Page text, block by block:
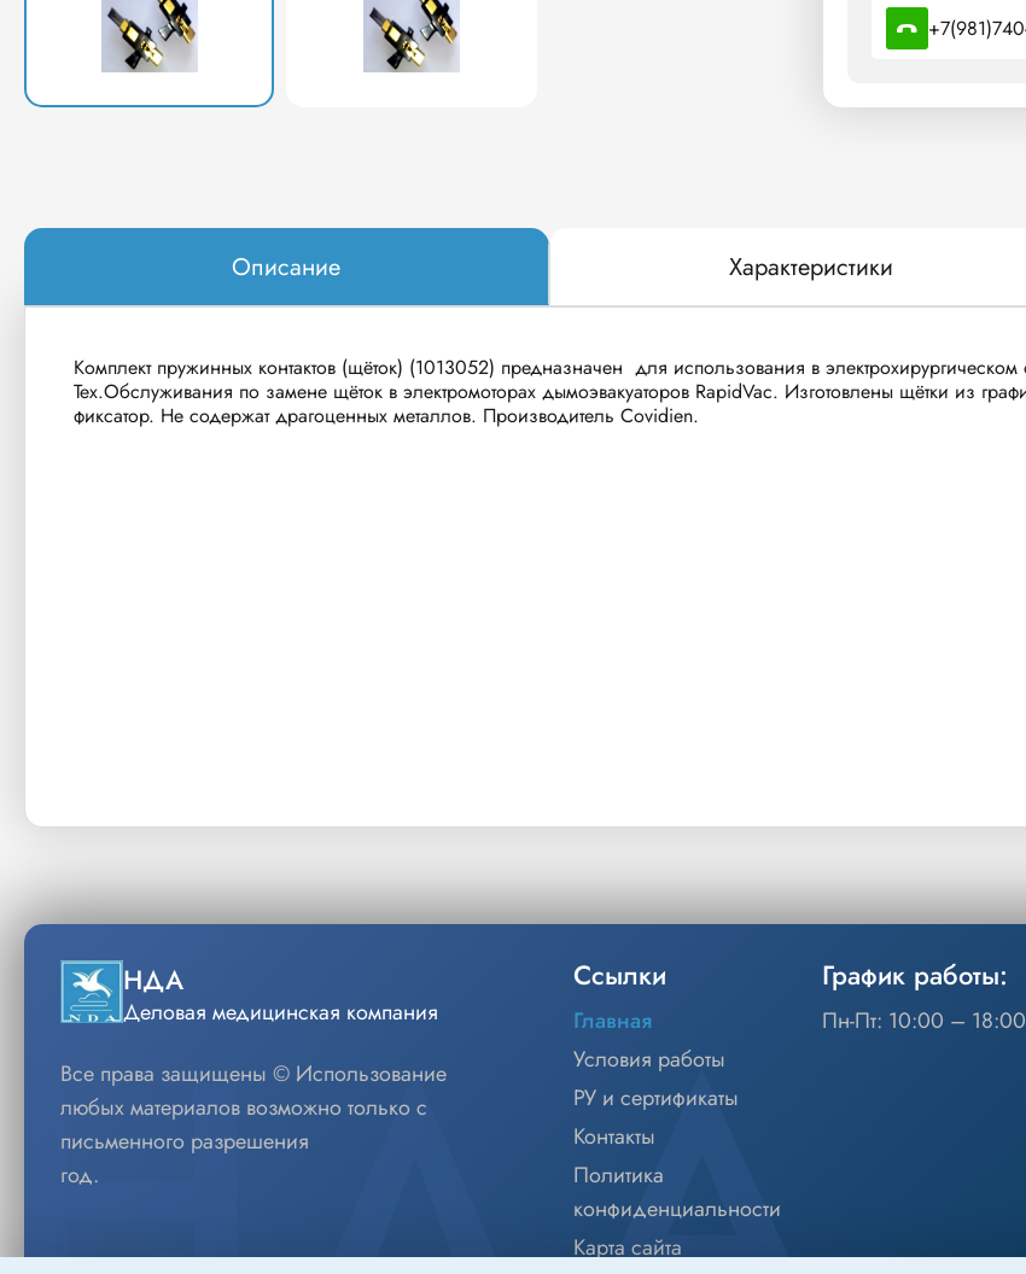
Описание Характеристики
Комплект пружинных контактов (щёток) (1013052) предназначен для использования в
Тех.Обслуживания по замене щёток в электромоторах дымоэвакуаторов RapidVac. Изготовлены щётки из
фиксатор. Не содержат драгоценных металлов. Производитель Covidien.
НДА
Деловая медицинская компания
Все права защищены © Использование
любых материалов возможно только с
письменного разрешения
год.
Ссылки
Главная
Условия работы
РУ и сертификаты
Контакты
Политика
конфиденциальности
Карта сайта
График работы:
Пн-Пт: 10:00 – 18:00